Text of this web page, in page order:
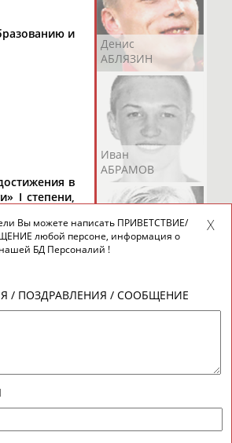
Азамат
Денис
АБЛЯЗИН
Иван
АБРАМОВ
Рамиль
и
в
I степени,
И
Вы можете написать ПРИВЕТСТВИЕ/
любой персоне, информация о
БД Персоналий !
/ ПОЗДРАВЛЕНИЯ / СООБЩЕНИЕ